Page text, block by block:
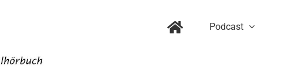
Podcast